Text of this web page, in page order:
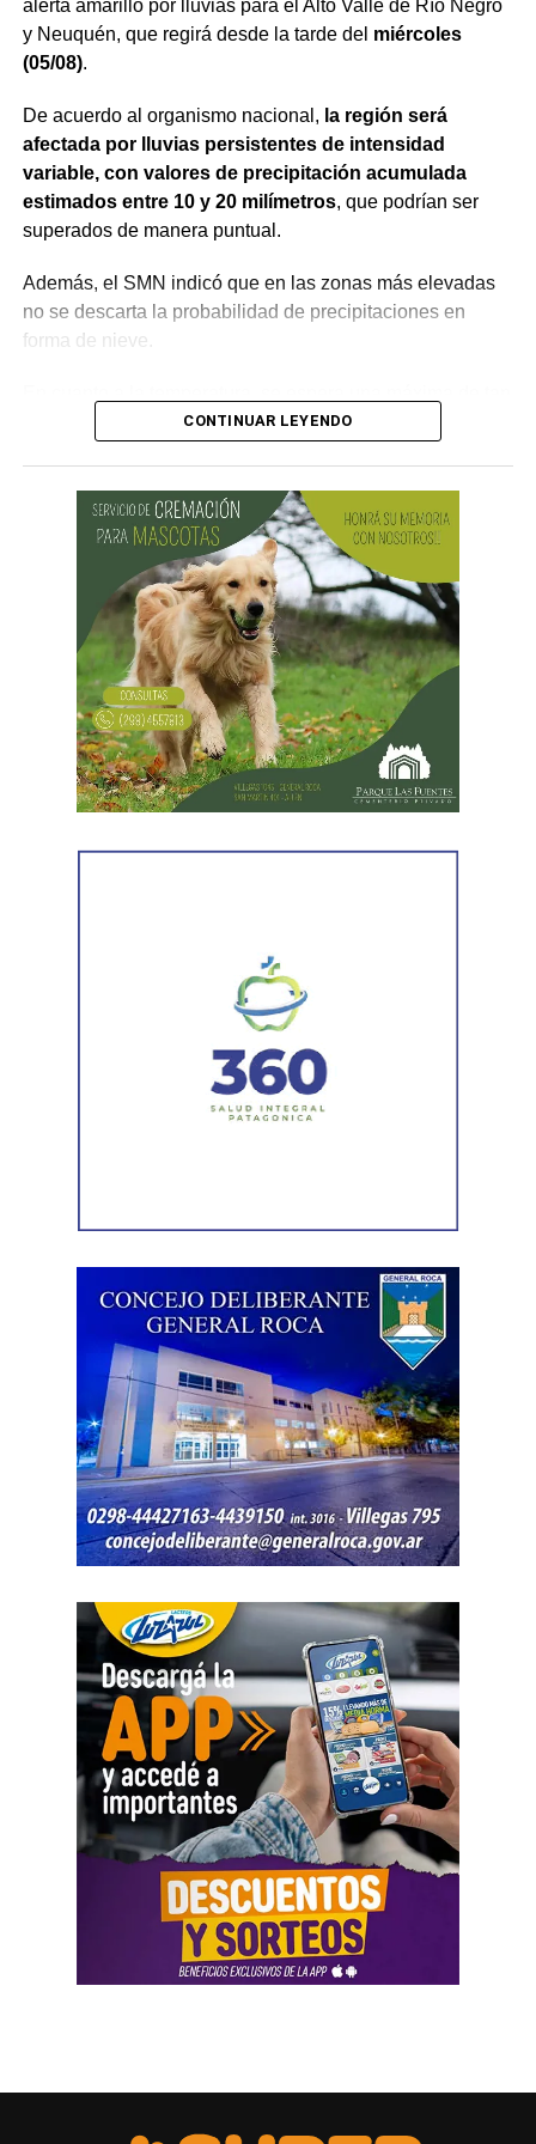
alerta amarillo por lluvias para el Alto Valle de Río Negro
y Neuquén, que regirá desde la tarde del miércoles
(05/08).
De acuerdo al organismo nacional, la región será
afectada por lluvias persistentes de intensidad
variable, con valores de precipitación acumulada
estimados entre 10 y 20 milímetros, que podrían ser
superados de manera puntual.
Además, el SMN indicó que en las zonas más elevadas
no se descarta la probabilidad de precipitaciones en
forma de nieve.
sólo 8°C, mientras que la mínima llegaría a los 0°C,
No obstante, se prevén mejoras desde el jueves (06/08),
donde el termómetro alcanzaría los 12°C durante el día y
-4°C en la noche. Podrían darse vientos regulares con
ráfagas de hasta 50 km/h.
Desde el viernes (07/08) se intensifican las ráfagas con
períodos inestables aislados. La máxima será de 12°C y
la mínima de -3°C.
Nubosidad variable el fin de semana con ingreso de aire
polar a partir del domingo (09/08), con mínimas que
CONTINUAR LEYENDO